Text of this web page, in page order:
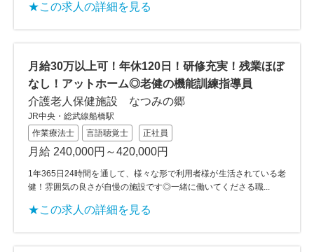
★この求人の詳細を見る
月給30万以上可！年休120日！研修充実！残業ほぼ
なし！アットホーム◎老健の機能訓練指導員
介護老人保健施設 なつみの郷
JR中央・総武線船橋駅
作業療法士
言語聴覚士 正社員
月給 240,000円～420,000円
1年365日24時間を通して、様々な形で利用者様が生活されている老
健！雰囲気の良さが自慢の施設です◎一緒に働いてくださる職...
★この求人の詳細を見る